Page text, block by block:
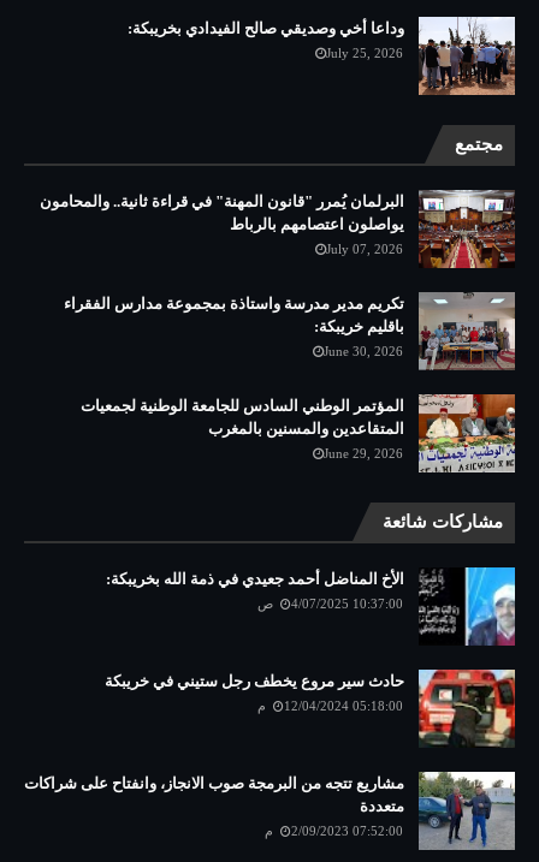
وداعا أخي وصديقي صالح الفيدادي بخريبكة:
July 25, 2026
مجتمع
البرلمان يُمرر "قانون المهنة" في قراءة ثانية.. والمحامون
يواصلون اعتصامهم بالرباط
July 07, 2026
تكريم مدير مدرسة واستاذة بمجموعة مدارس الفقراء
باقليم خريبكة:
June 30, 2026
المؤتمر الوطني السادس للجامعة الوطنية لجمعيات
المتقاعدين والمسنين بالمغرب
June 29, 2026
مشاركات شائعة
الأخ المناضل أحمد جعيدي في ذمة الله بخريبكة:
4/07/2025 10:37:00 ص
حادث سير مروع يخطف رجل ستيني في خريبكة
12/04/2024 05:18:00 م
مشاريع تتجه من البرمجة صوب الانجاز، وانفتاح على شراكات
متعددة
2/09/2023 07:52:00 م